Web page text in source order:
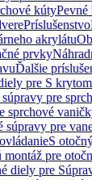
kútyPevné
Príslušenstvo
akrylátu
prvky
Ďalšie
pre S
pre
sprchové
pre
S
pre
diely pre